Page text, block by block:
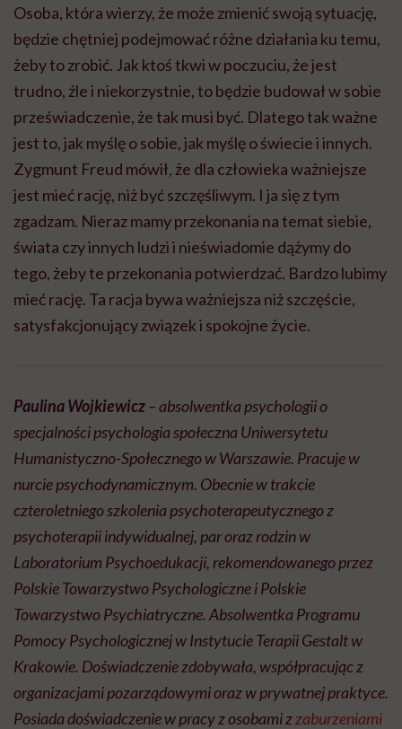
Osoba, która wierzy, że może zmienić swoją sytuację,
będzie chętniej podejmować różne działania ku temu,
żeby to zrobić. Jak ktoś tkwi w poczuciu, że jest
trudno, źle i niekorzystnie, to będzie budował w sobie
przeświadczenie, że tak musi być. Dlatego tak ważne
jest to, jak myślę o sobie, jak myślę o świecie i innych.
Zygmunt Freud mówił, że dla człowieka ważniejsze
jest mieć rację, niż być szczęśliwym. I ja się z tym
zgadzam. Nieraz mamy przekonania na temat siebie,
świata czy innych ludzi i nieświadomie dążymy do
tego, żeby te przekonania potwierdzać. Bardzo lubimy
mieć rację. Ta racja bywa ważniejsza niż szczęście,
satysfakcjonujący związek i spokojne życie.
Paulina Wojkiewicz– absolwentka psychologii o
specjalności psychologia społeczna Uniwersytetu
Humanistyczno-Społecznego w Warszawie. Pracuje w
nurcie psychodynamicznym. Obecnie w trakcie
czteroletniego szkolenia psychoterapeutycznego z
psychoterapii indywidualnej, par oraz rodzin w
Laboratorium Psychoedukacji, rekomendowanego przez
Polskie Towarzystwo Psychologiczne i Polskie
Towarzystwo Psychiatryczne. Absolwentka Programu
Pomocy Psychologicznej w Instytucie Terapii Gestalt w
Krakowie. Doświadczenie zdobywała, współpracując z
organizacjami pozarządowymi oraz w prywatnej praktyce.
Posiada doświadczenie w pracy z osobami zzaburzeniami